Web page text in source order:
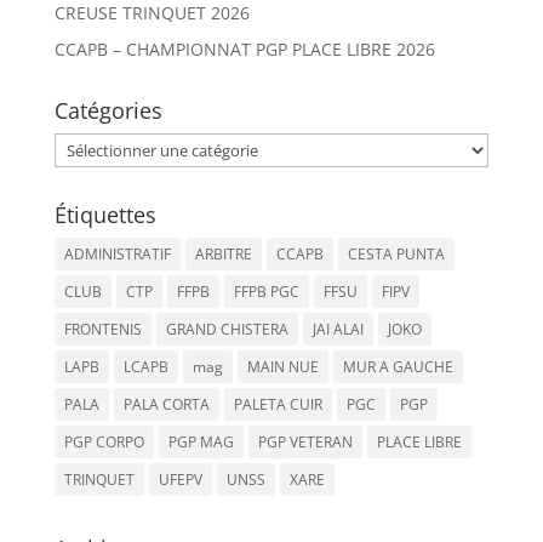
CREUSE TRINQUET 2026
CCAPB – CHAMPIONNAT PGP PLACE LIBRE 2026
Catégories
Catégories
Étiquettes
ADMINISTRATIF ARBITRE CCAPB
CESTA PUNTA
CLUB
CTP FFPB FFPB PGC FFSU
FIPV
FRONTENIS
GRAND CHISTERA JAI ALAI
JOKO
LAPB
LCAPB mag MAIN NUE
MUR A GAUCHE
PALA
PALA CORTA PALETA CUIR PGC
PGP
PGP CORPO
PGP MAG PGP VETERAN
PLACE LIBRE
TRINQUET
UFEPV UNSS XARE